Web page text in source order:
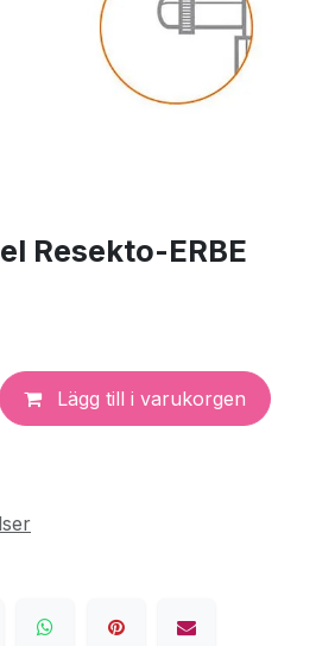
Resekto-ERBE
Lägg till i varukorgen